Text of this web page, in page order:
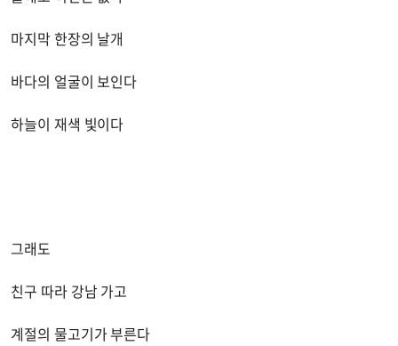
마지막 한장의 날개
바다의 얼굴이 보인다
하늘이 재색 빛이다
그래도
친구 따라 강남 가고
계절의 물고기가 부른다